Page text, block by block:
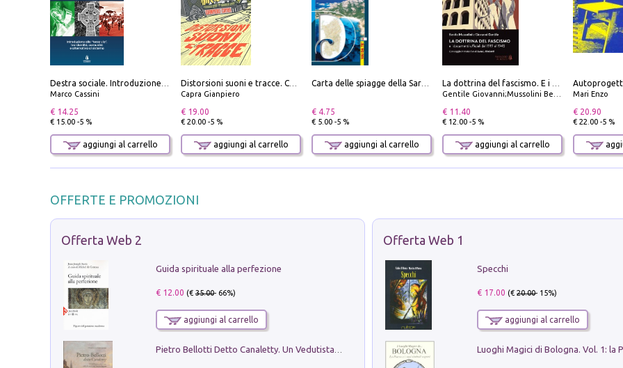
Destra sociale. Introduzione alla «terza via», tra identità, comunità e alternativa al sistema
Marco Cassini
€ 14.25
€ 15.00 -5 %
aggiungi al carrello
Distorsioni suoni e tracce. Columns, storie e playlist dalla scena hardcore punk italiana degli anni '90
Capra Gianpiero
€ 19.00
€ 20.00 -5 %
aggiungi al carrello
Carta delle spiagge della Sardegna. Con custodia
€ 4.75
€ 5.00 -5 %
aggiungi al carrello
La dottrina del fascismo. E i documenti ufficiali dal 1919 al 1945
Gentile Giovanni;Mussolini Benito
€ 11.40
€ 12.00 -5 %
aggiungi al carrello
Mari Enzo
€ 20.90
€ 22.00 -5 %
OFFERTE E PROMOZIONI
Offerta Web 2
Guida spirituale alla perfezione
€ 12.00 (€35.00- 66%)
aggiungi al carrello
Pietro Bellotti Detto Canaletty. Un Vedutista Veneziano nella Francia dell'Ancien Régime
Offerta Web 1
Specchi
€ 17.00 (€20.00- 15%)
aggiungi al carrello